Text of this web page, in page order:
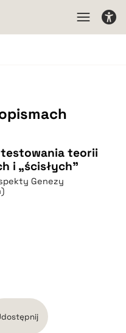
teorii
i „ścisłych”
Genezy